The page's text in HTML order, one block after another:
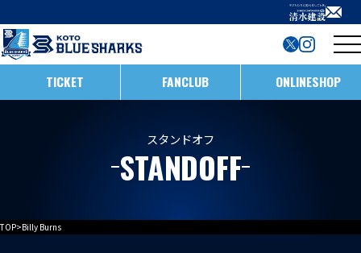
TICKET FANCLUB ONLINESHOP
スタンドオフ
STANDOFF
TOP>Billy Burns
インフォメーション